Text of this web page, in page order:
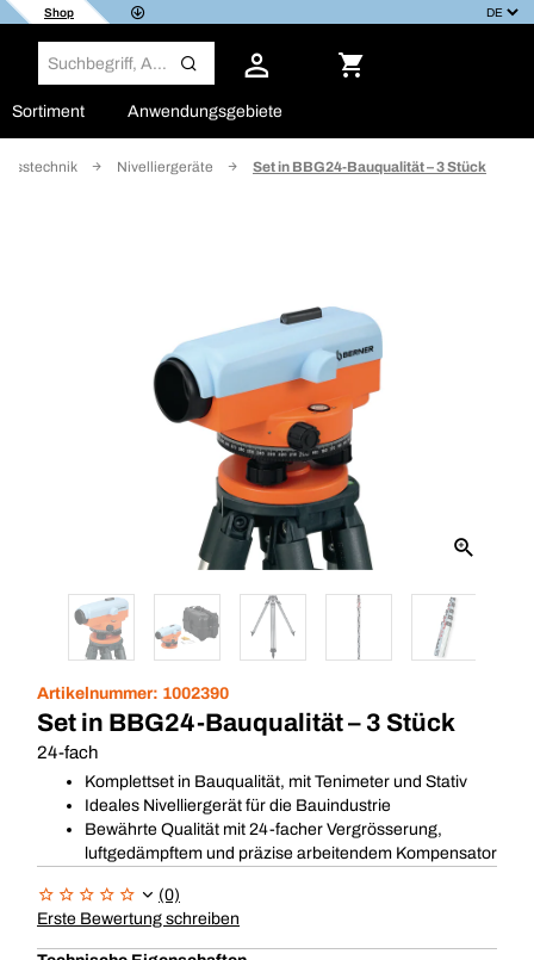
Shop
Sortiment Anwendungsgebiete
Nivelliergeräte Set in BBG24-Bauqualität – 3 Stück
Artikelnummer: 1002390
Set in BBG24-Bauqualität – 3 Stück
24-fach
Komplettset in Bauqualität, mit Tenimeter und Stativ
Ideales Nivelliergerät für die Bauindustrie
Bewährte Qualität mit 24-facher Vergrösserung,
luftgedämpftem und präzise arbeitendem Kompensator
(0)
Erste Bewertung schreiben